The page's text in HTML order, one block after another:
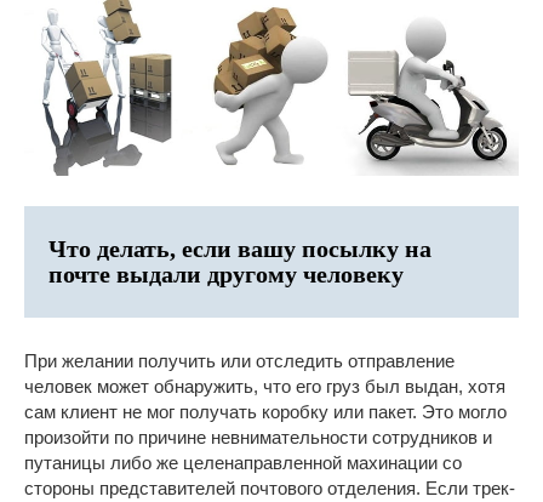
Что делать, если вашу посылку на
почте выдали другому человеку
При желании получить или отследить отправление
человек может обнаружить, что его груз был выдан, хотя
сам клиент не мог получать коробку или пакет. Это могло
произойти по причине невнимательности сотрудников и
путаницы либо же целенаправленной махинации со
стороны представителей почтового отделения. Если трек-